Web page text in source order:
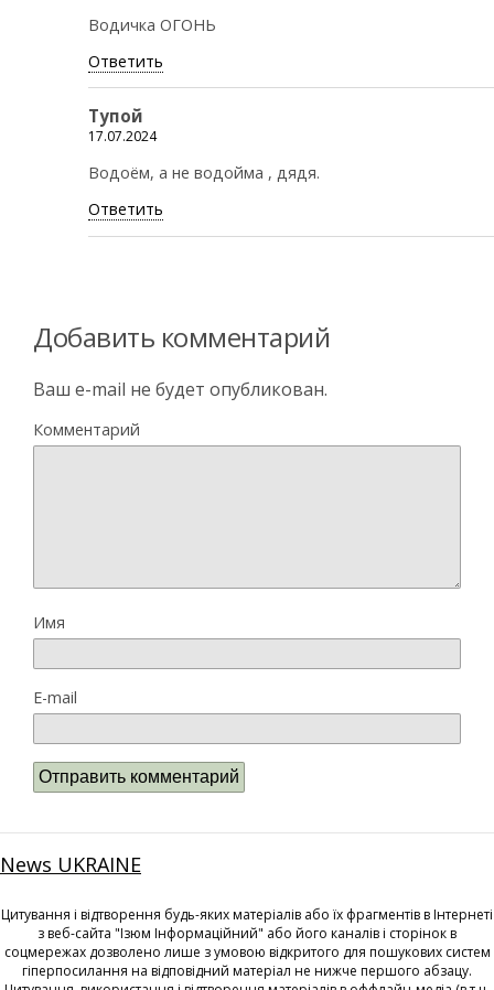
Водичка ОГОНЬ
Ответить
Тупой
17.07.2024
Водоём, а не водойма , дядя.
Ответить
Добавить комментарий
Ваш e-mail не будет опубликован.
Комментарий
Имя
E-mail
News UKRAINE
Цитування і відтворення будь-яких матеріалів або їх фрагментів в Інтернеті
з веб-сайта "Ізюм Інформаційний" або його каналів і сторінок в
соцмережах дозволено лише з умовою відкритого для пошукових систем
гіперпосилання на відповідний матеріал не нижче першого абзацу.